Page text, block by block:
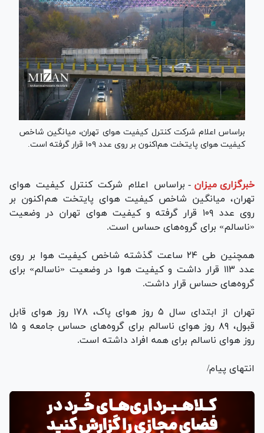
براساس اعلام شرکت کنترل کیفیت هوای تهران، میانگین شاخص
کیفیت هوای پایتخت هم‌اکنون بر روی عدد ۱۰۹ قرار گرفته است.
خبرگزاری میزان - براساس اعلام شرکت کنترل کیفیت هوای
تهران، میانگین شاخص کیفیت هوای پایتخت هم‌اکنون بر
روی عدد ۱۰۹ قرار گرفته و کیفیت هوای تهران در وضعیت
«ناسالم» برای گروه‌های حساس است.
همچنین طی ۲۴ ساعت گذشته شاخص کیفیت هوا بر روی
عدد ۱۱۳ قرار داشت و کیفیت هوا در وضعیت «ناسالم» برای
گروه‌های حساس قرار داشت.
تهران از ابتدای سال ۵ روز هوای پاک، ۱۷۸ روز هوای قابل
قبول، ۸۹ روز هوای ناسالم برای گروه‌های حساس جامعه و ۱۵
روز هوای ناسالم برای همه افراد داشته است.
انتهای پیام/